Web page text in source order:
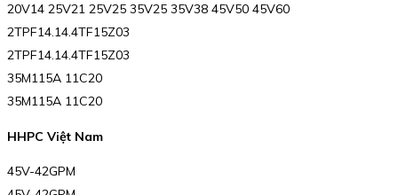
20V14 25V21 25V25 35V25 35V38 45V50 45V60
2TPF14.14.4TF15Z03
2TPF14.14.4TF15Z03
35M115A 11C20
35M115A 11C20
HHPC Việt Nam
45V-42GPM